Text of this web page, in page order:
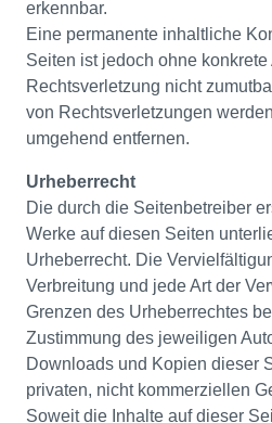
erkennbar.
Eine permanente inhaltliche
Seiten ist jedoch ohne
Rechtsverletzung nicht
von Rechtsverletzungen
umgehend entfernen.
Urheberrecht
Die durch die Seitenbetreiber
Werke auf diesen Seiten
Urheberrecht. Die
Verbreitung und jede Art der
Grenzen des Urheberrechtes
Zustimmung des jeweiligen
Downloads und Kopien dieser
privaten, nicht kommerziellen
Soweit die Inhalte auf dieser